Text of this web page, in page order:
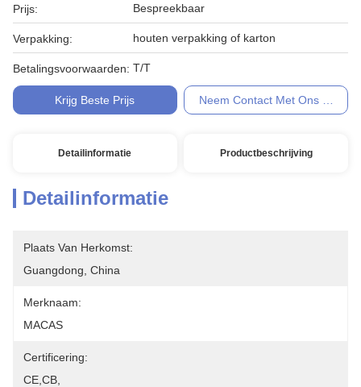
Prijs: Bespreekbaar
Verpakking: houten verpakking of karton
Betalingsvoorwaarden: T/T
Krijg Beste Prijs Neem Contact Met Ons Op
Detailinformatie Productbeschrijving
Detailinformatie
Plaats Van Herkomst:
Guangdong, China
Merknaam:
MACAS
Certificering:
CE,CB,